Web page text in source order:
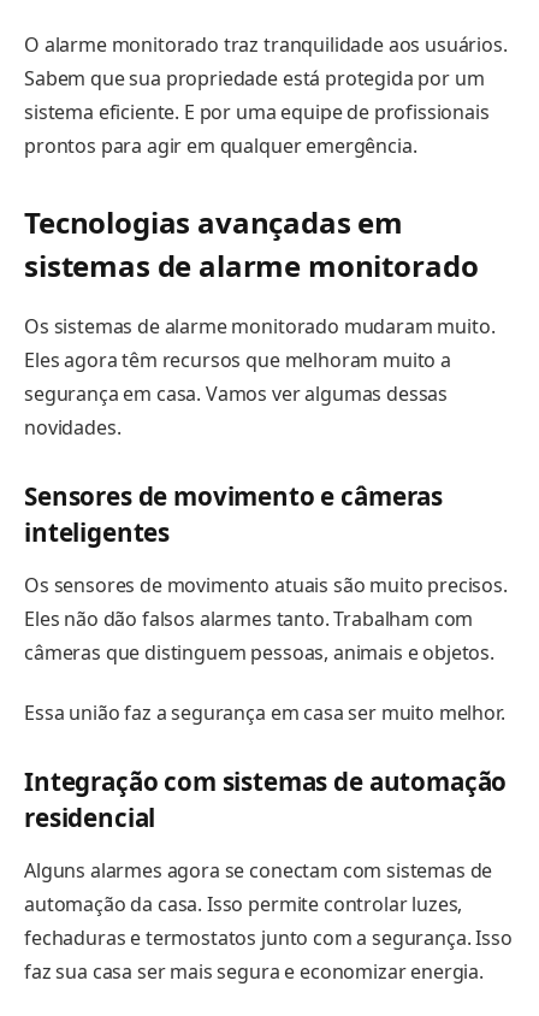
O alarme monitorado traz tranquilidade aos usuários.
Sabem que sua propriedade está protegida por um
sistema eficiente. E por uma equipe de profissionais
prontos para agir em qualquer emergência.
Tecnologias avançadas em
sistemas de alarme monitorado
Os sistemas de alarme monitorado mudaram muito.
Eles agora têm recursos que melhoram muito a
segurança em casa. Vamos ver algumas dessas
novidades.
Sensores de movimento e câmeras
inteligentes
Os sensores de movimento atuais são muito precisos.
Eles não dão falsos alarmes tanto. Trabalham com
câmeras que distinguem pessoas, animais e objetos.
Essa união faz a segurança em casa ser muito melhor.
Integração com sistemas de automação
residencial
Alguns alarmes agora se conectam com sistemas de
automação da casa. Isso permite controlar luzes,
fechaduras e termostatos junto com a segurança. Isso
faz sua casa ser mais segura e economizar energia.